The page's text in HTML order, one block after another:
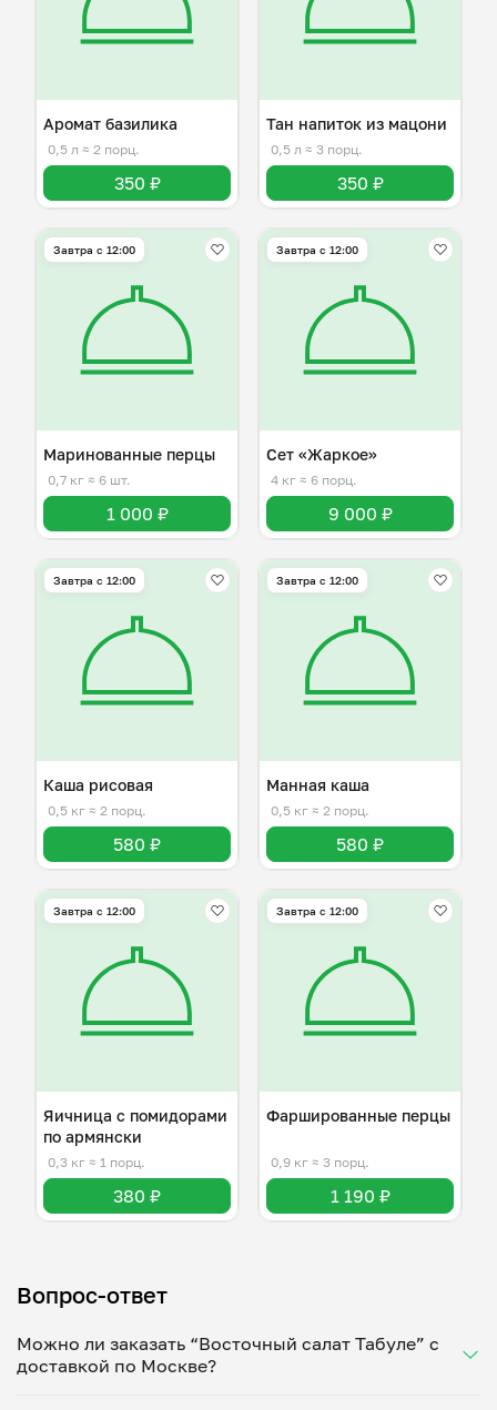
Аромат базилика
0,5 л ≈ 2 порц.
350 ₽
Тан напиток из мацони
0,5 л ≈ 3 порц.
350 ₽
Завтра c 12:00
Маринованные перцы
0,7 кг ≈ 6 шт.
1 000 ₽
Завтра c 12:00
Сет «Жаркое»
4 кг ≈ 6 порц.
9 000 ₽
Завтра c 12:00
Каша рисовая
0,5 кг ≈ 2 порц.
580 ₽
Завтра c 12:00
Манная каша
0,5 кг ≈ 2 порц.
580 ₽
Завтра c 12:00
Яичница с помидорами
по армянски
0,3 кг ≈ 1 порц.
380 ₽
Завтра c 12:00
Фаршированные перцы
0,9 кг ≈ 3 порц.
1 190 ₽
Вопрос-ответ
Можно ли заказать “Восточный салат Табуле” с
доставкой по Москве?